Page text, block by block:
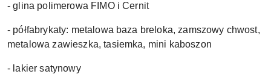
- glina polimerowa FIMO i Cernit
- półfabrykaty: metalowa baza breloka, zamszowy chwost,
metalowa zawieszka, tasiemka, mini kaboszon
- lakier satynowy